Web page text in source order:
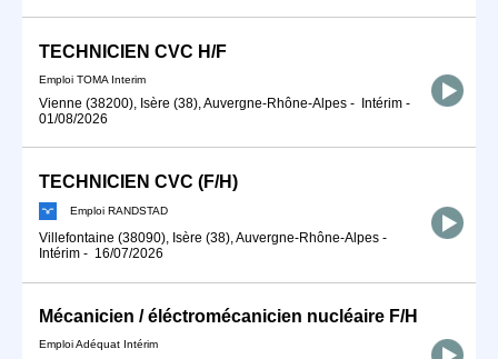
TECHNICIEN CVC H/F
Emploi TOMA Interim
Vienne (38200), Isère (38), Auvergne-Rhône-Alpes - Intérim -
01/08/2026
TECHNICIEN CVC (F/H)
Emploi RANDSTAD
Villefontaine (38090), Isère (38), Auvergne-Rhône-Alpes -
Intérim - 16/07/2026
Mécanicien / éléctromécanicien nucléaire F/H
Emploi Adéquat Intérim